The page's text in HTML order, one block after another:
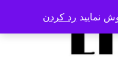
نمایید رد کردن